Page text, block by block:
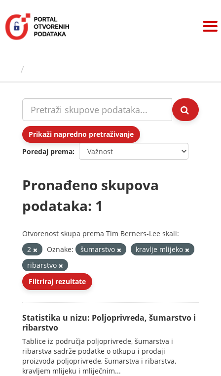
sadržaj
Prikaži napredno pretraživanje
Poredaj prema
Pronađeno skupova
podataka: 1
Otvorenost skupa prema Tim Berners-Lee skali:
2
Oznake: šumarstvo
kravlje mlijeko
ribarstvo
Filtriraj rezultate
Statistika u nizu: Poljoprivreda, šumarstvo i
ribarstvo
Tablice iz područja poljoprivrede, šumarstva i
ribarstva sadrže podatke o otkupu i prodaji
proizvoda poljoprivrede, šumarstva i ribarstva,
kravljem mlijeku i mliječnim...